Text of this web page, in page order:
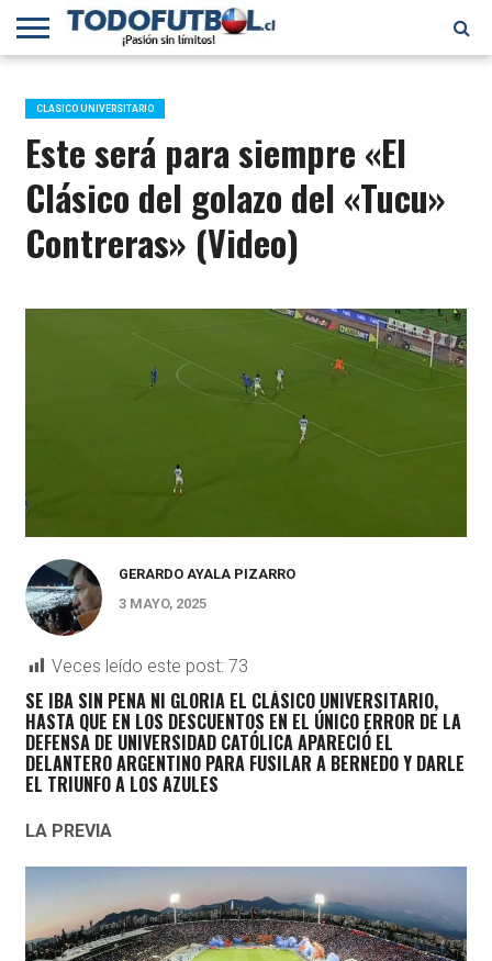
PRIMERA
B
SELECCIÓN
CHILENA
CHILENOS
EN EL
MUNDO
FÚTBOL
INTERNACIONAL
CLASICO UNIVERSITARIO
Este será para siempre «El
Clásico del golazo del «Tucu»
Contreras» (Video)
GERARDO AYALA PIZARRO
3 MAYO, 2025
Veces leído este post: 73
SE IBA SIN PENA NI GLORIA EL CLÁSICO UNIVERSITARIO,
HASTA QUE EN LOS DESCUENTOS EN EL ÚNICO ERROR DE LA
DEFENSA DE UNIVERSIDAD CATÓLICA APARECIÓ EL
DELANTERO ARGENTINO PARA FUSILAR A BERNEDO Y DARLE
EL TRIUNFO A LOS AZULES
LA PREVIA